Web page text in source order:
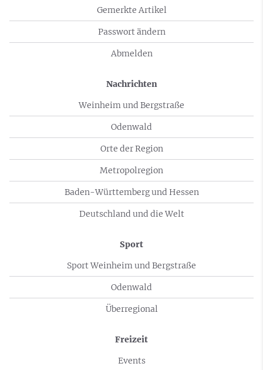
Gemerkte Artikel
Passwort ändern
Abmelden
Nachrichten
Weinheim und Bergstraße
Odenwald
Orte der Region
Metropolregion
Baden-Württemberg und Hessen
Deutschland und die Welt
Sport
Sport Weinheim und Bergstraße
Odenwald
Überregional
Freizeit
Events